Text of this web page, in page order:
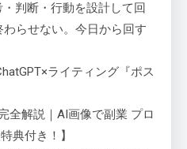
判断・行動を設計して回
らせない。今日から回す
ライティング『ポス
全解説｜AI画像で副業 プロ
典付き！】